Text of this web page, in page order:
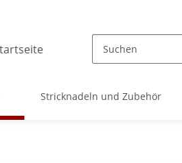
Stricknadeln und Zubehör